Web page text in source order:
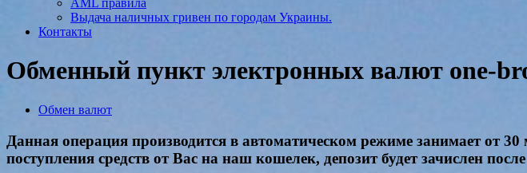
AML правила
Выдача наличных гривен по городам Украины.
Контакты
Обменный пункт электронных валют one-
Обмен валют
Данная операция производится в автоматическом режиме занимает от
поступления средств от Вас на наш кошелек, депозит будет зачислен